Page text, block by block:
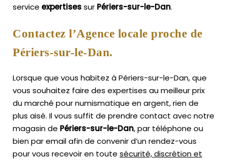
service expertisessur Périers-sur-le-Dan.
Contactez l’Agence locale proche de
Périers-sur-le-Dan.
Lorsque que vous habitez à Périers-sur-le-Dan, que
vous souhaitez faire des expertises au meilleur prix
du marché pour numismatique en argent, rien de
plus aisé. Il vous suffit de prendre contact avec notre
magasin de Périers-sur-le-Dan, par téléphone ou
bien par email afin de convenir d’un rendez-vous
pour vous recevoir en toute sécurité, discrétion et